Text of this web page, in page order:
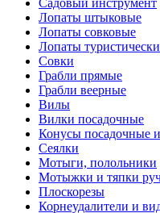
Садовый инструмент
Лопаты штыковые
Лопаты совковые
Лопаты
Совки
Грабли прямые
Грабли веерные
Вилы
Вилки посадочные
Конусы посадочные и
Сеялки
Мотыги, полольники
Мотыжки и тяпки
Плоскорезы
Корнеудалители и